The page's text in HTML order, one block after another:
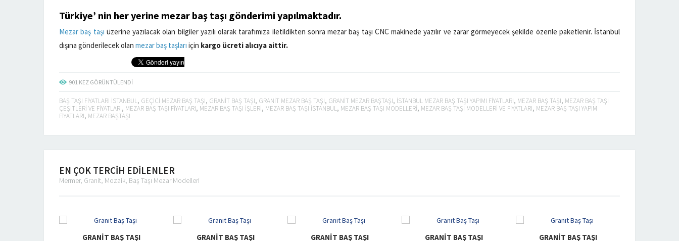
Türkiye’ nin her yerine mezar baş taşı gönderimi yapılmaktadır.
Mezar baş taşı üzerine yazılacak olan bilgiler yazılı olarak tarafımıza iletildikten sonra mezar baş taşı CNC makinede yazılır ve zarar görmeyecek şekilde özenle paketlenir. İstanbul
dışına gönderilecek olan mezar baş taşları için kargo ücreti alıcıya aittir.
901 KEZ GÖRÜNTÜLENDI
BAŞ TAŞI FIYATLARI ISTANBUL, GEÇICI MEZAR BAŞ TAŞI, GRANIT BAŞ TAŞI, GRANIT MEZAR BAŞ TAŞI, GRANIT MEZAR BAŞTAŞI, ISTANBUL MEZAR BAŞ TAŞI YAPIMI FIYATLARI, MEZAR BAŞ TAŞI, MEZAR BAŞ TAŞI
ÇEŞITLERI VE FIYATLARI, MEZAR BAŞ TAŞI FIYATLARI, MEZAR BAŞ TAŞI IŞLERI, MEZAR BAŞ TAŞI ISTANBUL, MEZAR BAŞ TAŞI MODELLERI, MEZAR BAŞ TAŞI MODELLERI VE FIYATLARI, MEZAR BAŞ TAŞI YAPIM
FIYATLARI, MEZAR BAŞTAŞI
EN ÇOK TERCİH EDİLENLER
Mermer, Granit, Mozaik, Baş Taşı Mezar Modelleri
GRANIT BAŞ TAŞI GRANIT BAŞ TAŞI GRANIT BAŞ TAŞI GRANIT BAŞ TAŞI GRANIT BAŞ TAŞI